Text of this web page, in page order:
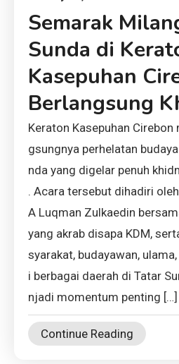
Semarak
Sunda di
Kasepuhan
Berlangsung
Keraton Kasepuhan
gsungnya perhelatan
nda yang digelar penuh
. Acara tersebut dihadiri
A Luqman Zulkaedin
yang akrab disapa KDM,
syarakat, budayawan,
i berbagai daerah di Tatar
njadi momentum penting […]
Continue Reading